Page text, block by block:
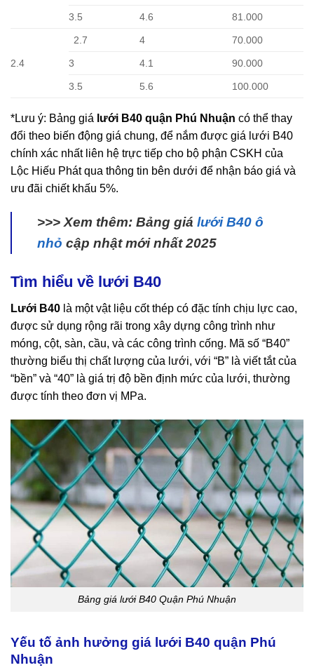
3.5 4.6 81.000
2.4
2.7 4 70.000
3 4.1 90.000
3.5 5.6 100.000
*Lưu ý: Bảng giá lưới B40 quận Phú Nhuận có thể thay
đổi theo biến động giá chung, để nắm được giá lưới B40
chính xác nhất liên hệ trực tiếp cho bộ phận CSKH của
Lộc Hiếu Phát qua thông tin bên dưới để nhận báo giá và
ưu đãi chiết khấu 5%.
>>> Xem thêm: Bảng giá lưới B40 ô
nhỏ cập nhật mới nhất 2025
Tìm hiểu về lưới B40
Lưới B40 là một vật liệu cốt thép có đặc tính chịu lực cao,
được sử dụng rộng rãi trong xây dựng công trình như
móng, cột, sàn, cầu, và các công trình cống. Mã số “B40”
thường biểu thị chất lượng của lưới, với “B” là viết tắt của
“bền” và “40” là giá trị độ bền định mức của lưới, thường
được tính theo đơn vị MPa.
Bảng giá lưới B40 Quận Phú Nhuận
Yếu tố ảnh hưởng giá lưới B40 quận Phú
Nhuận